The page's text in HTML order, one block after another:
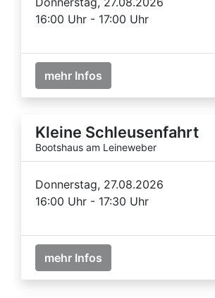
16:00 Uhr - 17:00 Uhr
mehr Infos
Kleine Schleusenfahrt
Bootshaus am Leineweber
Donnerstag, 27.08.2026
16:00 Uhr - 17:30 Uhr
mehr Infos